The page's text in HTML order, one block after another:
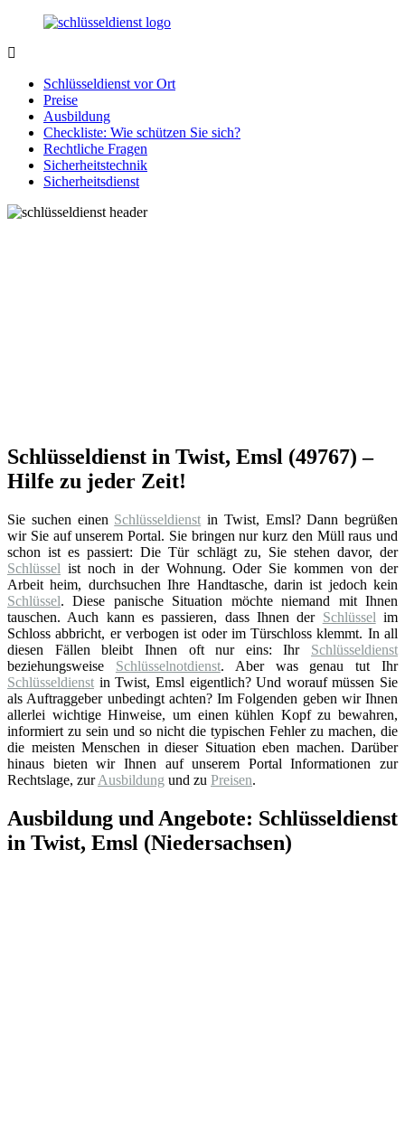
Zurück
Inhalt
Notlage
wird
gelöst!
Schlüsseldienst vor Ort
Preise
Ausbildung
Checkliste: Wie schützen Sie sich?
Rechtliche Fragen
Sicherheitstechnik
Sicherheitsdienst
Schlüsseldienst in Twist, Emsl (49767) –
Hilfe zu jeder Zeit!
Sie suchen einen Schlüsseldienst in Twist, Emsl? Dann begrüßen
wir Sie auf unserem Portal. Sie bringen nur kurz den Müll raus und
schon ist es passiert: Die Tür schlägt zu, Sie stehen davor, der
Schlüssel ist noch in der Wohnung. Oder Sie kommen von der
Arbeit heim, durchsuchen Ihre Handtasche, darin ist jedoch kein
Schlüssel. Diese panische Situation möchte niemand mit Ihnen
tauschen. Auch kann es passieren, dass Ihnen der Schlüssel im
Schloss abbricht, er verbogen ist oder im Türschloss klemmt. In all
diesen Fällen bleibt Ihnen oft nur eins: Ihr Schlüsseldienst
beziehungsweise Schlüsselnotdienst. Aber was genau tut Ihr
Schlüsseldienst in Twist, Emsl eigentlich? Und worauf müssen Sie
als Auftraggeber unbedingt achten? Im Folgenden geben wir Ihnen
allerlei wichtige Hinweise, um einen kühlen Kopf zu bewahren,
informiert zu sein und so nicht die typischen Fehler zu machen, die
die meisten Menschen in dieser Situation eben machen. Darüber
hinaus bieten wir Ihnen auf unserem Portal Informationen zur
Rechtslage, zurAusbildung und zu Preisen.
Ausbildung und Angebote: Schlüsseldienst
in Twist, Emsl (Niedersachsen)